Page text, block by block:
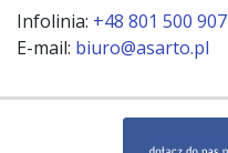
Infolinia: +48 801 500 907
E-mail: biuro@asarto.pl